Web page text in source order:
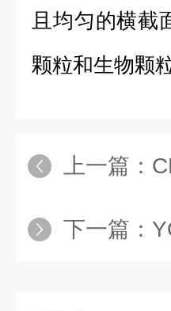
且均匀的横截
颗粒和生物颗
上一篇：
下一篇：